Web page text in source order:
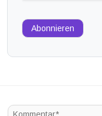
Abonnieren